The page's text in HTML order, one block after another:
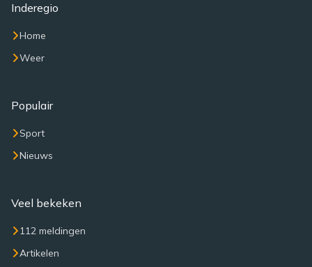
Inderegio
Home
Weer
Populair
Sport
Nieuws
Veel bekeken
112 meldingen
Artikelen